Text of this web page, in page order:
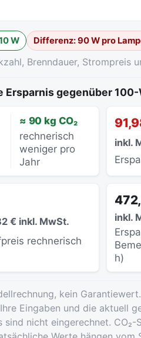
W Differenz: 90 W pro
Brenndauer, Strompreis
Ersparnis gegenüber
≈ 90 kg CO₂
rechnerisch
weniger pro
Jahr
inkl.
€ inkl. MwSt.
rechnerisch
inkl.
h)
kein
Eingaben und die aktuell
sind nicht eingerechnet.